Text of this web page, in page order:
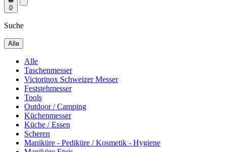
0
Suche
Alle
Alle
Taschenmesser
Victorinox Schweizer Messer
Feststehmesser
Tools
Outdoor / Camping
Küchenmesser
Küche / Essen
Scheren
Maniküre - Pediküre / Kosmetik - Hygiene